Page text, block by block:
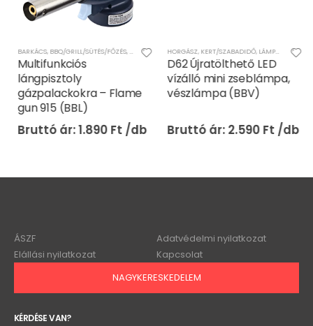
BARKÁCS,BBQ/GRILL/SÜTÉS/FŐZÉS,KERT/SZABADIDŐ,KONYHAI TERMÉKEK,OTTHON
Multifunkciós
lángpisztoly
gázpalackokra – Flame
gun 915 (BBL)
1.890Ft
HORGÁSZ,KERT/SZABADIDŐ,LÁMPÁK
D62 Újratölthető LED
vízálló mini zseblámpa,
vészlámpa (BBV)
2.590Ft
Elállási nyilatkozat
Kapcsolat
NAGYKERESKEDELEM
info@onlinebolt.eu